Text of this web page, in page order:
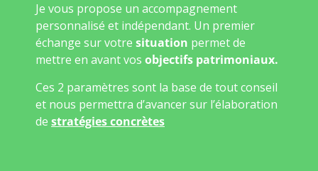
Je vous propose un accompagnement
personnalisé et indépendant. Un premier
échange sur votre situation permet de
mettre en avant vos objectifs patrimoniaux.
Ces 2 paramètres sont la base de tout conseil
et nous permettra d’avancer sur l’élaboration
de stratégies concrètes